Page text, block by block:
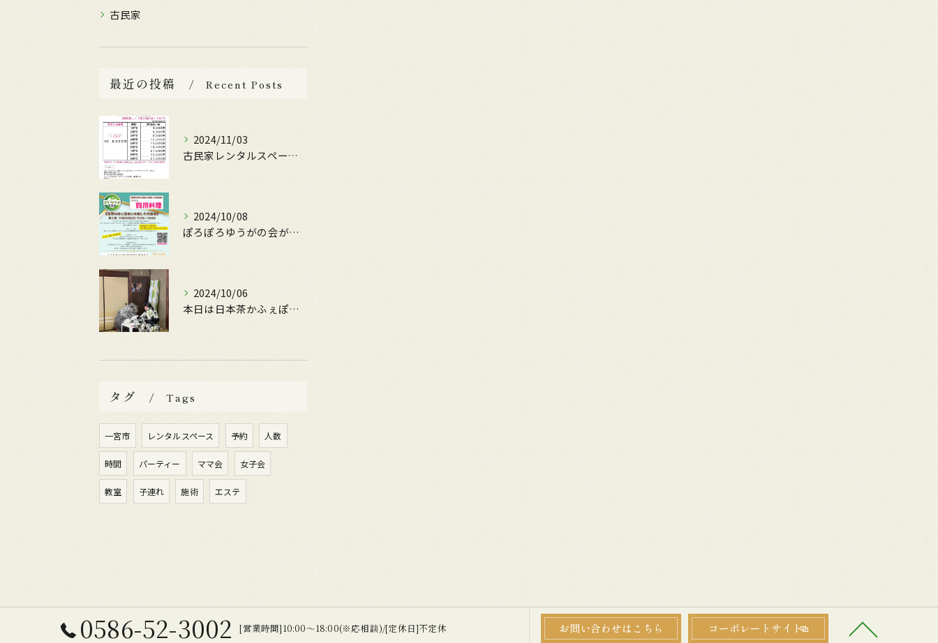
古民家
最近の投稿 Recent Posts
2024/11/03
古民家レンタルスペースの料金設定ガイド
2024/10/08
ぽろぽろゆうがの会が主催する
2024/10/06
本日は日本茶かふぇぽんちゃさんの、かふぇOpen日です。
タグ Tags
一宮市 レンタルスペース 予約 人数
時間 パーティー ママ会 女子会
教室 子連れ 施術 エステ
0586-52-3002 [営業時間]10:00〜18:00(※応相談)/[定休日]不定休 お問い合わせはこちら コーポレートサイト